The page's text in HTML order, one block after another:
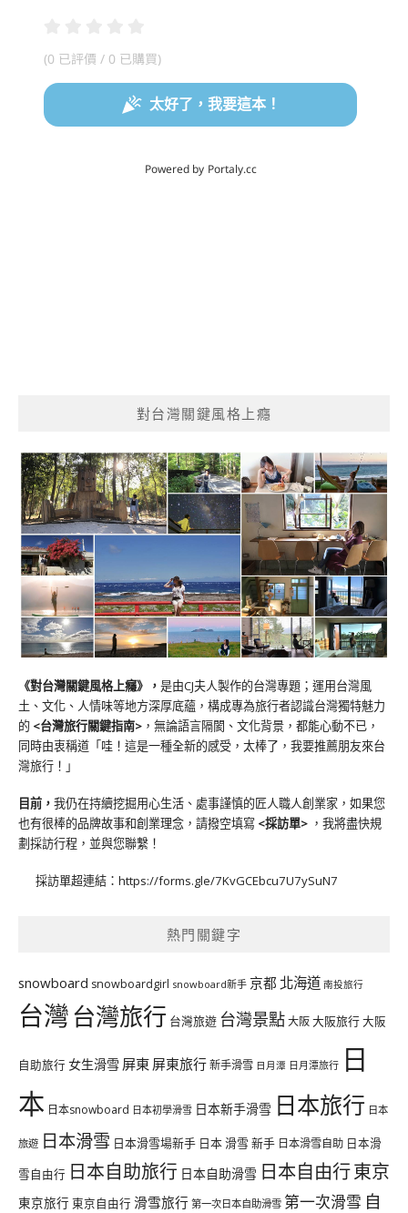
對台灣關鍵風格上癮
《對台灣關鍵風格上癮》 ， 是由CJ夫人製作的台灣專題；運用台灣風
土、文化、人情味等地方深厚底蘊，構成專為旅行者認識台灣獨特魅力
的 <台灣旅行關鍵指南> ，無論語言隔閡、文化背景，都能心動不已，
同時由衷稱道「哇！這是一種全新的感受，太棒了，我要推薦朋友來台
灣旅行！」
目前， 我仍在持續挖掘用心生活、處事謹慎的匠人職人創業家，如果您
也有很棒的品牌故事和創業理念，請撥空填寫 <採訪單> ，我將盡快規
劃採訪行程，並與您聯繫！
採訪單超連結： https://forms.gle/7KvGCEbcu7U7ySuN7
熱門關鍵字
snowboard snowboardgirl snowboard新手 京都 北海道 南投旅行
台灣台灣旅行 台灣旅遊 台灣景點大阪大阪旅行大阪
自助旅行 女生滑雪 屏東 屏東旅行新手滑雪 日月潭 日月潭旅行 日
本 日本snowboard 日本初學滑雪 日本新手滑雪 日本旅行 日本
旅遊 日本滑雪 日本滑雪場新手 日本 滑雪 新手 日本滑雪自助 日本滑
雪自由行 日本自助旅行 日本自助滑雪 日本自由行東京
東京旅行 東京自由行 滑雪旅行 第一次日本自助滑雪 第一次滑雪 自